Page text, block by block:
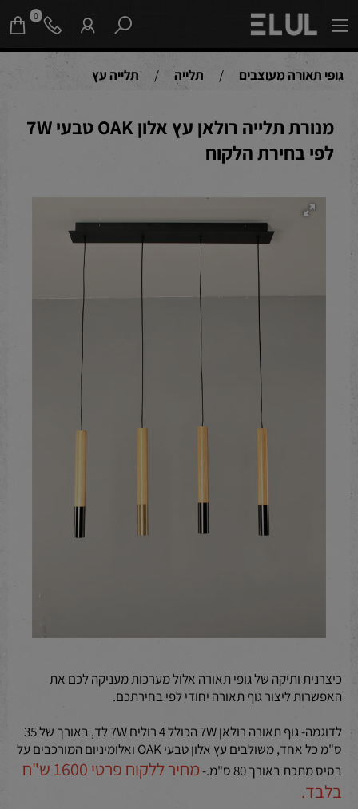
0
גופי תאורה מעוצבים / תלייה / תלייה עץ
מנורת תלייה רולאן עץ אלון OAK טבעי 7W
לפי בחירת הלקוח
כיצרנית ותיקה של גופי תאורה אלול מערכות מעניקה לכם את
האפשרות ליצור גוף תאורה יחודי לפי בחירתכם.
לדוגמה- גוף תאורה רולאן 7W הכולל 4 רולים 7W לד, באורך של 35
ס"מ כל אחד, משולבים עץ אלון טבעי OAK ואלומיניום המורכבים על
בסיס מתכת באורך 80 ס"מ.-
מחיר ללקוח פרטי 1600 ש"ח
בלבד.